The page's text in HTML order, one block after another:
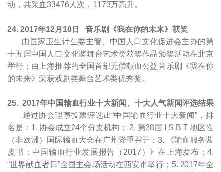
动，共采血33476人次，1173万毫升。
24. 2017年12月18日 音乐剧《我在你的未来》获奖
由国家卫生计生委主管、中国人口文化促进会主办的第
十五届中国人口文化奖舞台艺术类获奖作品颁奖活动在北京
举行；由上海推荐的全国首部无偿献血公益音乐剧《我在你
的未来》荣获戏剧类舞台艺术类优秀奖。
25. 2017年中国输血行业十大新闻、十大人气新闻评选结果
通过协会理事投票评选出“中国输血行业十大新闻”，排
名是：1. 协会成立24个分支机构； 2. 第28届 I S B T 地区性
（非欧洲）国际输血大会在广州隆重召开；3. 《输血服务蓝
皮书：中国输血行业发展报告（2017）》在上海发布；4.
“世界献血者日”全国主会场活动在西安市举行；5. 2017年全